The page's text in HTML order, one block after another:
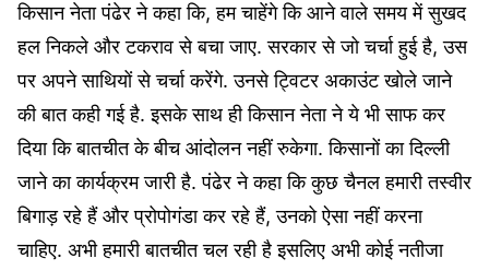
किसान नेता पंढेर ने कहा कि, हम चाहेंगे कि आने वाले समय में सुखद
हल निकले और टकराव से बचा जाए. सरकार से जो चर्चा हुई है, उस
पर अपने साथियों से चर्चा करेंगे. उनसे ट्विटर अकाउंट खोले जाने
की बात कही गई है. इसके साथ ही किसान नेता ने ये भी साफ कर
दिया कि बातचीत के बीच आंदोलन नहीं रुकेगा. किसानों का दिल्ली
जाने का कार्यक्रम जारी है. पंढेर ने कहा कि कुछ चैनल हमारी तस्वीर
बिगाड़ रहे हैं और प्रोपोगंडा कर रहे हैं, उनको ऐसा नहीं करना
चाहिए. अभी हमारी बातचीत चल रही है इसलिए अभी कोई नतीजा